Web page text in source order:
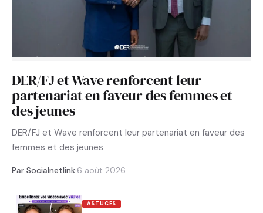
DER/FJ et Wave renforcent leur
partenariat en faveur des femmes et
des jeunes
DER/FJ et Wave renforcent leur partenariat en faveur des
femmes et des jeunes
Par Socialnetlink·6 août 2026
ASTUCES